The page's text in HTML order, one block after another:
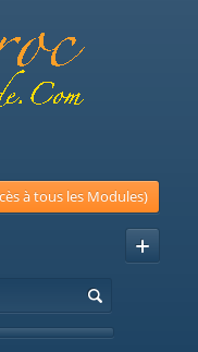
à tous les Modules)